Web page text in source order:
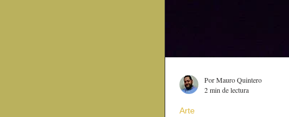
Arte
Por Mauro Quintero
2 min de lectura